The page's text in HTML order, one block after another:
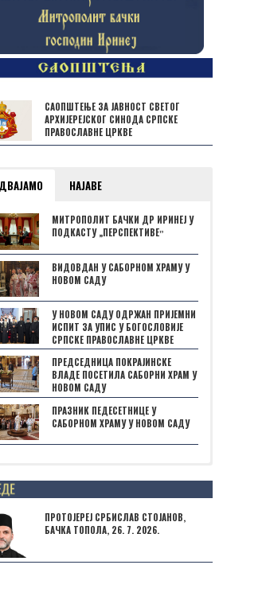
САОПШТЕЊЕ ЗА ЈАВНОСТ СВЕТОГ
АРХИЈЕРЕЈСКОГ СИНОДА СРПСКЕ
ПРАВОСЛАВНЕ ЦРКВЕ
НАЈАВЕ
МИТРОПОЛИТ БАЧКИ ДР ИРИНЕЈ У
ПОДКАСТУ „ПЕРСПЕКТИВЕˮ
ВИДОВДАН У САБОРНОМ ХРАМУ У
НОВОМ САДУ
У НОВОМ САДУ ОДРЖАН ПРИЈЕМНИ
ИСПИТ ЗА УПИС У БОГОСЛОВИЈЕ
СРПСКЕ ПРАВОСЛАВНЕ ЦРКВЕ
ПРЕДСЕДНИЦА ПОКРАЈИНСКЕ
ВЛАДЕ ПОСЕТИЛА САБОРНИ ХРАМ У
НОВОМ САДУ
ПРАЗНИК ПЕДЕСЕТНИЦЕ У
САБОРНОМ ХРАМУ У НОВОМ САДУ
not found
ПРОТОЈЕРЕЈ СРБИСЛАВ СТОЈАНОВ,
БАЧКА ТОПОЛА, 26. 7. 2026.